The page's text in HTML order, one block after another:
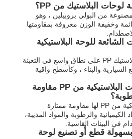
A1: لوحات البلاستيك PP مصنوعة من البولي بروبيلين ، وهو
وخفيفة الوزن معروفة بمقاومتها
الشائعة للوحة البلاستيكية
A2: يتم استخدام ألواح البلاستيك PP على نطاق واسع في التعبئة
السيارية والبناء ، وكأسطح واقية
السؤال 3: هل اللوحات البلاستيكية من PP مقاومة
ج3: نعم، اللوحات البلاستيكية من PP لها مقاومة ممتازة
والرطوبة والمواد المذيبة،
في البيئات القاسية.
بسهولة قطع أو تصنيع لوحة